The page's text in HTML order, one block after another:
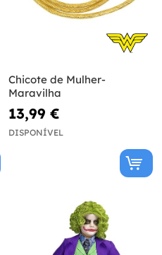
Chicote de Mulher-
Maravilha
13,99 €
DISPONÍVEL